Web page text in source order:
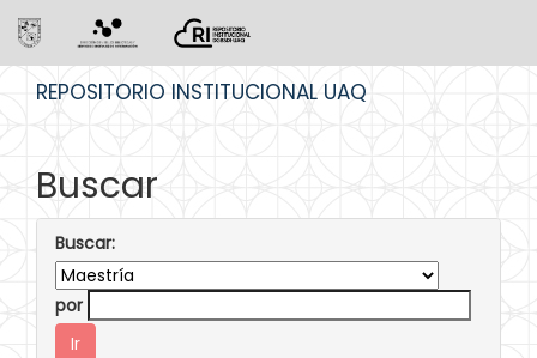
REPOSITORIO INSTITUCIONAL UAQ
Buscar
Buscar:
por